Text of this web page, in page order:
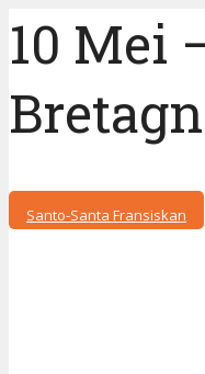
10 Mei
Santo-Santa Fransiskan